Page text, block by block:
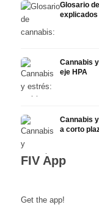
Glosario
Cannabis
eje HPA
Cannabis
a corto
FIV App
Get the app!